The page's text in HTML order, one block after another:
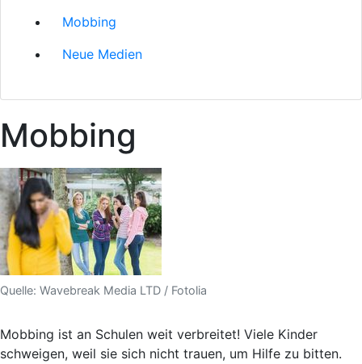
Mobbing
Neue Medien
Mobbing
Quelle: Wavebreak Media LTD / Fotolia
Mobbing ist an Schulen weit verbreitet! Viele Kinder
schweigen, weil sie sich nicht trauen, um Hilfe zu bitten.